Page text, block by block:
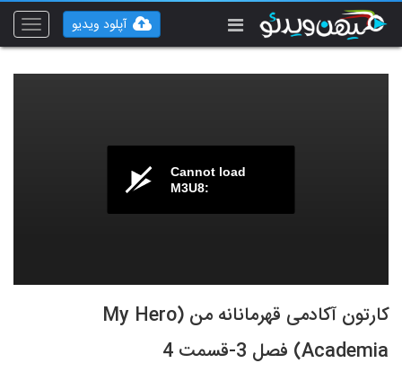
Toggle
آپلود ویدیو
Cannot load
M3U8:
کارتون آکادمی قهرمانانه من (My Hero
Academia) فصل 3-قسمت 4